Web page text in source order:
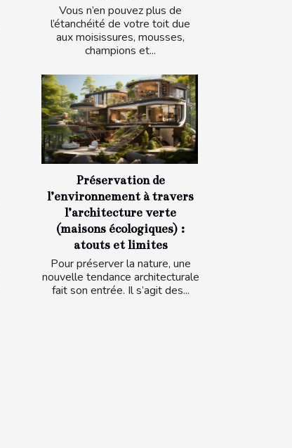
Vous n’en pouvez plus de
l’étanchéité de votre toit due
aux moisissures, mousses,
champions et...
Préservation de
l’environnement à travers
l’architecture verte
(maisons écologiques) :
atouts et limites
Pour préserver la nature, une
nouvelle tendance architecturale
fait son entrée. Il s’agit des...